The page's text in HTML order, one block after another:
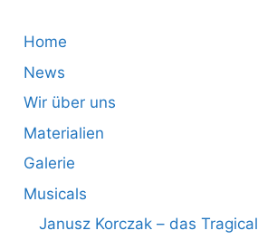
Home
News
Wir über uns
Materialien
Galerie
Musicals
Janusz Korczak – das Tragical